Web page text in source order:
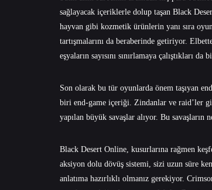
sağlayacak içeriklerle dolup taşan Black
hayvan gibi kozmetik ürünlerin yanı sıra
tartışmalarını da beraberinde getiriyor.
eşyaların sayısını sınırlamaya çalıştıkları da
Son olarak bu tür oyunlarda önem taşıyan
biri end-game içeriği. Zindanlar ve raid’ler
yapılan büyük savaşlar alıyor. Bu savaşların
Black Desert Online, kusurlarına rağmen
aksiyon dolu dövüş sistemi, sizi uzun süre
anlatıma hazırlıklı olmanız gerekiyor.